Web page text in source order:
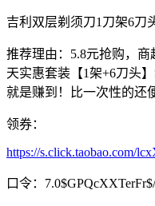
吉利双层剃须刀1刀架6刀
推荐理由：5.8元抢购，
天实惠套装【1架+6刀头
就是赚到！比一次性的还
领券：
https://s.click.taobao.com/
口令：7.0$GPQcXXTerFr$/